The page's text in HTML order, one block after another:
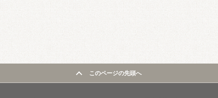
このページの先頭へ